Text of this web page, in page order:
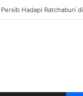
Buang Sampah ke